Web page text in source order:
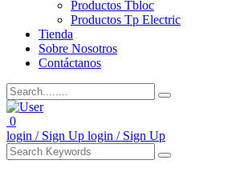
Productos Tbloc
Productos Tp Electric
Tienda
Sobre Nosotros
Contáctanos
0
login / Sign Up login / Sign Up